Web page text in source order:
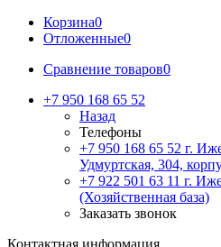
Корзина0
Отложенные0
Сравнение товаров0
+7 950 168 65 52
Назад
Телефоны
+7 950 168 65 52 г.
Удмуртская, 304,
+7 922 501 63 11 г.
(Хозяйственная база)
Заказать звонок
Контактная информация